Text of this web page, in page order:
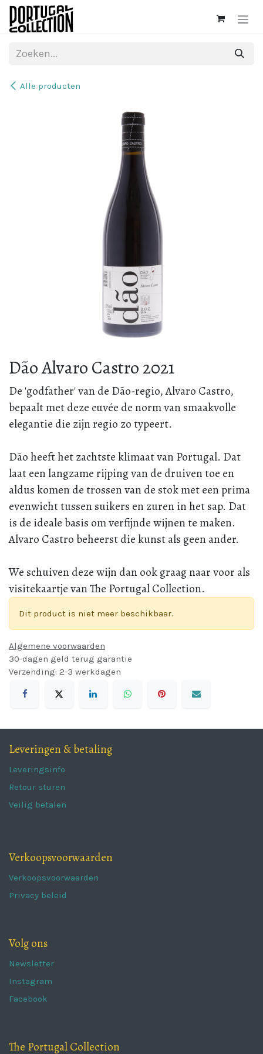
Overslaan naar inhoud
Alle producten
Dão Alvaro Castro 2021
De 'godfather' van de Dão-regio, Alvaro Castro,
bepaalt met deze cuvée de norm van smaakvolle
elegantie die zijn regio zo typeert.
Dão heeft het zachtste klimaat van Portugal. Dat
laat een langzame rijping van de druiven toe en
aldus komen de trossen van de stok met een prima
evenwicht tussen suikers en zuren in het sap. Dat
is de ideale basis om verfijnde wijnen te maken.
Alvaro Castro beheerst die kunst als geen ander.
We schuiven deze wijn dan ook graag naar voor als
visitekaartje van The Portugal Collection.
Dit product is niet meer beschikbaar.
Algemene voorwaarden
30-dagen geld terug garantie
Verzending: 2-3 werkdagen
Leveringen & betaling
Leveringsinfo
Retour sturen
Veilig betalen
Verkoopsvoorwaarden
Verkoopsvoorwaarden
Privacy beleid
Volg ons
Newsletter
Instagram
Facebook
The Portugal Collection